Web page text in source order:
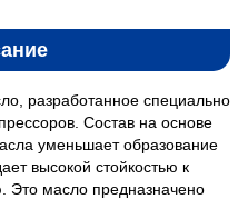
разработанное специально
Состав на основе
уменьшает образование
высокой стойкостью к
Это масло предназначено